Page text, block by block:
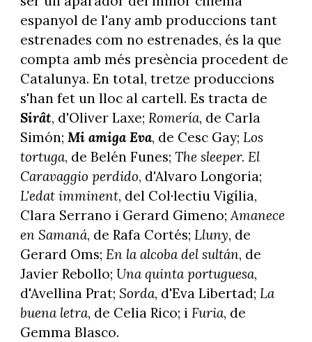
espanyol de l'any amb produccions tant
estrenades com no estrenades, és la que
compta amb més presència procedent de
Catalunya. En total, tretze produccions
s'han fet un lloc al cartell. Es tracta de
Sirât, d'Oliver Laxe; Romería, de Carla
Simón; Mi amiga Eva, de Cesc Gay; Los
tortuga, de Belén Funes; The sleeper. El
Caravaggio perdido, d'Alvaro Longoria;
L'edat imminent, del Col·lectiu Vigília,
Clara Serrano i Gerard Gimeno;Amanece
en Samaná, de Rafa Cortés; Lluny, de
Gerard Oms; En la alcoba del sultán, de
Javier Rebollo; Una quinta portuguesa,
d'Avellina Prat; Sorda, d'Eva Libertad; La
buena letra, de Celia Rico; i Furia, de
Gemma Blasco.